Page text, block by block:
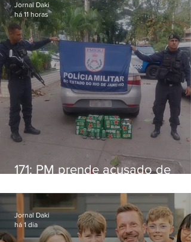
171: PM prende acusado de
Niterói
Jornal Daki
há 11 horas
Jornal Daki
há 1 dia